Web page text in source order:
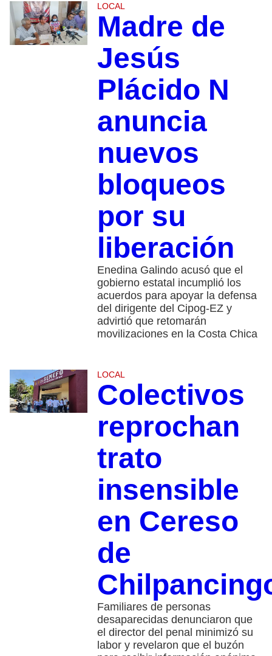
LOCAL
Madre de
Jesús
Plácido N
anuncia
nuevos
bloqueos
por su
liberación
Enedina Galindo acusó que el
gobierno estatal incumplió los
acuerdos para apoyar la defensa
del dirigente del Cipog-EZ y
advirtió que retomarán
movilizaciones en la Costa Chica
LOCAL
Colectivos
reprochan
trato
insensible
en Cereso
de
Familiares de personas
desaparecidas denunciaron que
el director del penal minimizó su
labor y revelaron que el buzón